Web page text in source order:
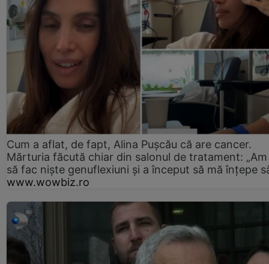
Cum a aflat, de fapt, Alina Pușcău că are cancer.
Mărturia făcută chiar din salonul de tratament:
să fac niște genuflexiuni și a început să mă înțepe
www.wowbiz.ro